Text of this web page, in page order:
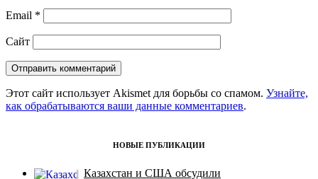
Email *
Сайт
Этот сайт использует Akismet для борьбы со спамом. Узнайте,
как обрабатываются ваши данные комментариев.
НОВЫЕ ПУБЛИКАЦИИ
Казахстан и США обсудили